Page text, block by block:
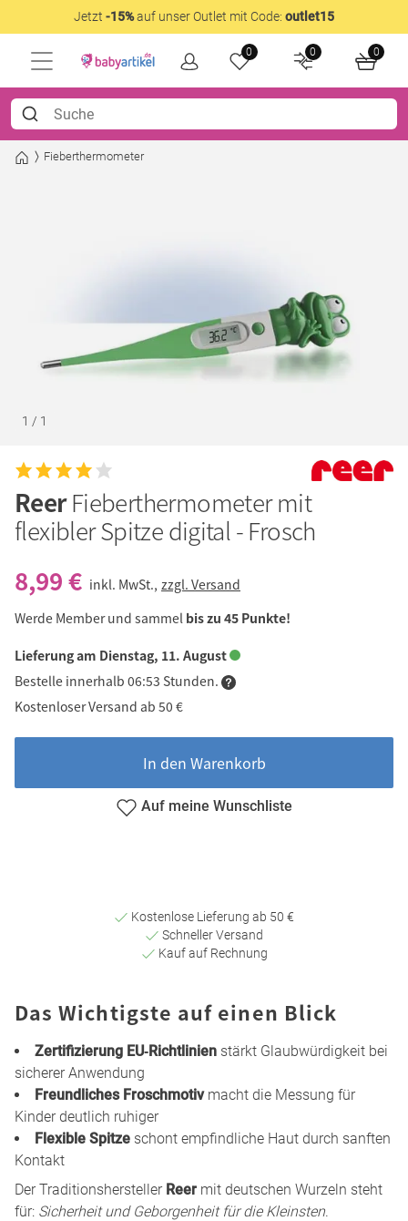
Jetzt -15%auf unser Outlet mit Code: outlet15
0 0 0
Fieberthermometer
1 / 1
ReerFieberthermometer mit
flexibler Spitze digital - Frosch
8,99 € inkl. MwSt., zzgl. Versand
Werde Member und sammel bis zu 45 Punkte!
Lieferung am Dienstag, 11. August
Bestelle innerhalb 06:53 Stunden.
Kostenloser Versand ab 50 €
In den Warenkorb
Auf meine Wunschliste
Kostenlose Lieferung ab 50 €
Schneller Versand
Kauf auf Rechnung
Das Wichtigste auf einen Blick
Zertifizierung EU‑Richtlinien stärkt Glaubwürdigkeit bei
sicherer Anwendung
Freundliches Froschmotivmacht die Messung für
Kinder deutlich ruhiger
Flexible Spitze schont empfindliche Haut durch sanften
Kontakt
Der Traditionshersteller Reer mit deutschen Wurzeln steht
für: Sicherheit und Geborgenheit für die Kleinsten.